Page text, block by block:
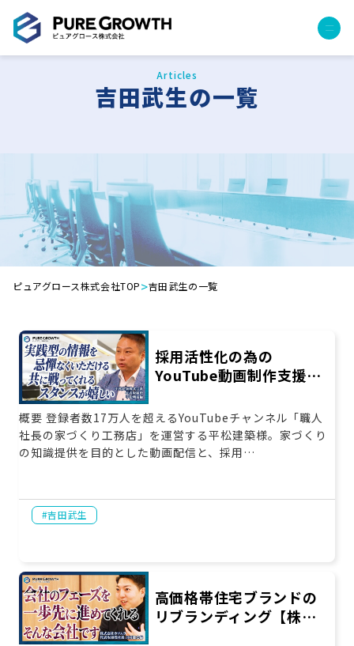
サービス
広告運用代行
採用チャンネル作成
成功報酬型コストダウン
成長ビルダー視察会・勉強会
土地・顧客管理システム
事例
クライアントボイス
お役立ち情報
資料ダウンロード
セミナー
コラム
会社概要
資料ダウンロード
Articles
吉田武生の一覧
ピュアグロース株式会社TOP>吉田武生の一覧
採用活性化の為の
YouTube動画制作支援…
概要 登録者数17万人を超えるYouTubeチャンネル「職人
社長の家づくり工務店」を運営する平松建築様。家づくり
の知識提供を目的とした動画配信と、採用…
吉田武生
高価格帯住宅ブランドの
リブランディング【株…